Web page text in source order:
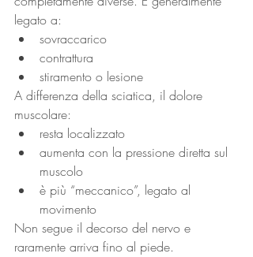
legato a:
sovraccarico
contrattura
stiramento o lesione
A differenza della sciatica, il dolore
muscolare:
resta localizzato
aumenta con la pressione diretta sul
muscolo
è più “meccanico”, legato al
movimento
Non segue il decorso del nervo e
raramente arriva fino al piede.